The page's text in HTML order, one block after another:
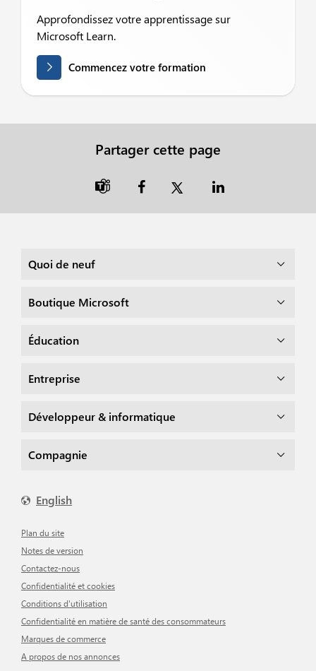
Approfondissez votre apprentissage sur
Microsoft Learn.
Commencez votre formation
Partager cette page

Quoi de neuf
Boutique Microsoft
Éducation
Entreprise
Développeur & informatique
Compagnie
English
Plan du site
Notes de version
Contactez-nous
Confidentialité et cookies
Conditions d'utilisation
Confidentialité en matière de santé des consommateurs
Marques de commerce
A propos de nos annonces